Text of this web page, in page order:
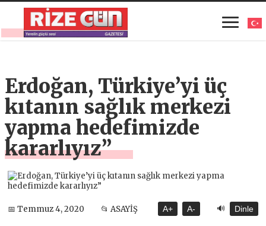
Erdoğan, Türkiye’yi üç
kıtanın sağlık merkezi
yapma hedefimizde
kararlıyız”
📅 Temmuz 4, 2020 📂 ASAYİŞ A+ A- 🔊 Dinle